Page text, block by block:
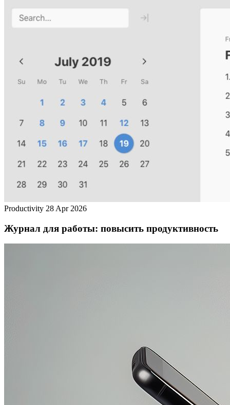
Productivity 28 Apr 2026
Журнал для работы: повысить продуктивность